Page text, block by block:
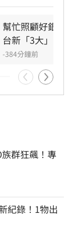
年，致力協
中上銀、強
踐經驗。
不僅連續三
1%，更獲
產業接軌
幫忙照顧好銀
台新「3大」防
-384分鐘前
群狂飆！專
紀錄！1物出